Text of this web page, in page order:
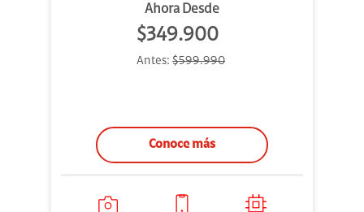
Ahora Desde
$349.900
Antes: $599.990
Conoce más